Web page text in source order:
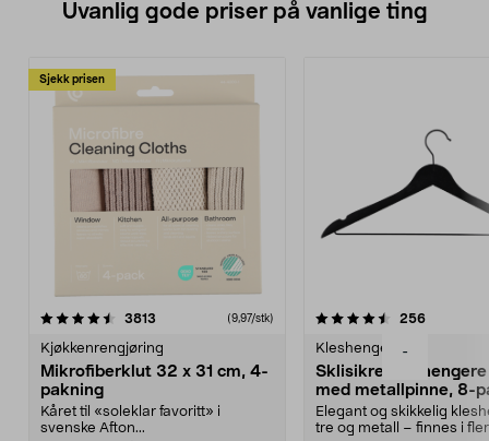
-
Uvanlig gode priser på vanlige ting
Sjekk prisen
3813 anmeldelser(9,97/stk)
Kjøkkenrengjøring
Mikrofiberklut 32 x 31 cm, 4-
pakning
Kåret til «soleklar favoritt» i
svenske Afton...
4.5av 5 stjerner 256
Kleshengere
Sklisikre
med metallpinne, 8-
Elegant og skikkelig
tre og metall – finnes i
4.5av 5 stjerner